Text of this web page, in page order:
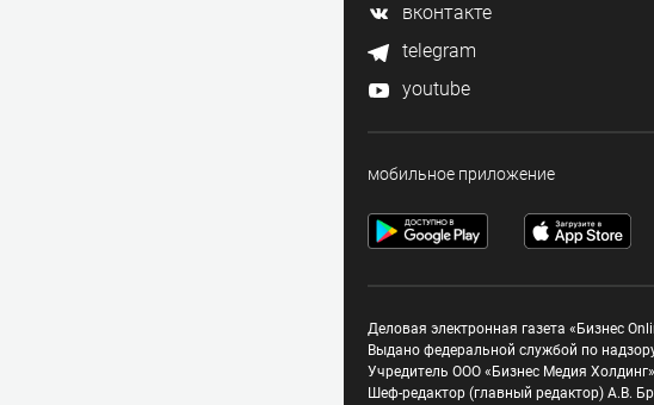
вконтакте
telegram
youtube
мобильное приложение
Деловая электронная газета «Бизнес
Выдано федеральной службой по
Учредитель ООО «Бизнес Медия Холдинг»
Шеф-редактор (главный редактор) А.В.